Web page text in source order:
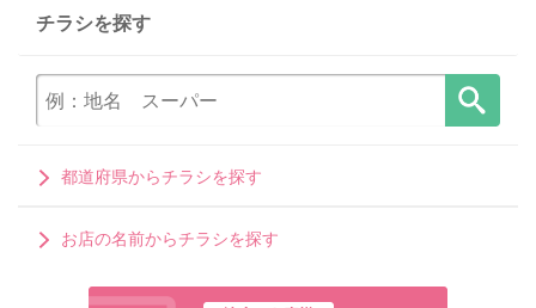
チラシを探す
都道府県からチラシを探す
お店の名前からチラシを探す